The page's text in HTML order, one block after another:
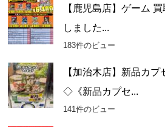
【鹿児島店】ゲーム
しました...
183件のビュー
【加治木店】新品カ
◇《新品カプセ...
141件のビュー